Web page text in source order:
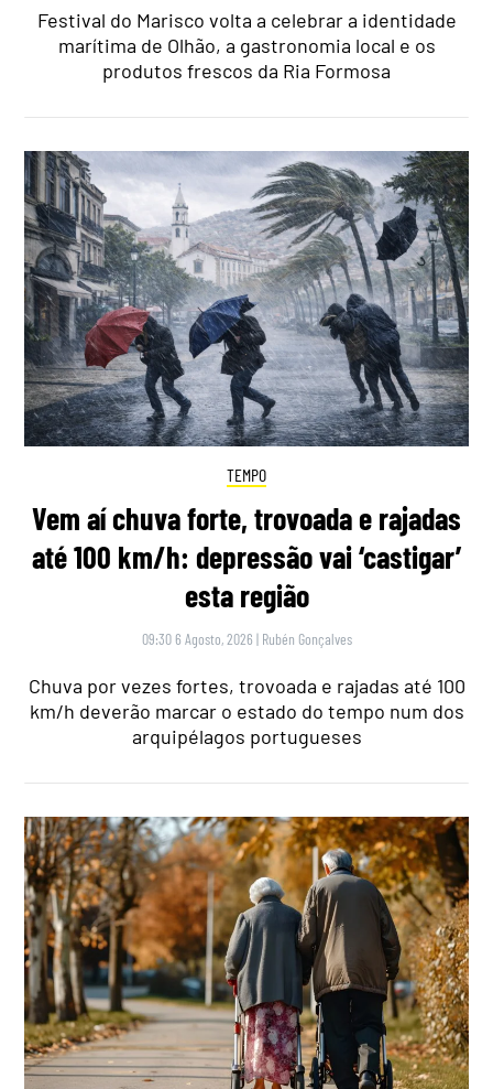
Festival do Marisco volta a celebrar a identidade
marítima de Olhão, a gastronomia local e os
produtos frescos da Ria Formosa
TEMPO
Vem aí chuva forte, trovoada e rajadas
até 100 km/h: depressão vai ‘castigar’
esta região
09:30 6 Agosto, 2026 | Rubén Gonçalves
Chuva por vezes fortes, trovoada e rajadas até 100
km/h deverão marcar o estado do tempo num dos
arquipélagos portugueses